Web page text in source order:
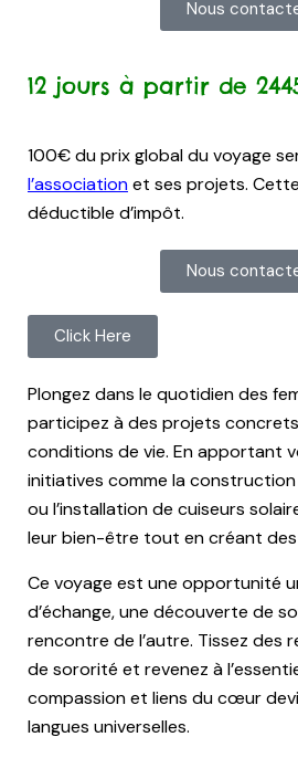
Nous
12 jours à partir de
100€ du prix global du voyage
l’associationet ses projets.
déductible d’impôt.
Nous
Click Here
Plongez dans le quotidien des
participez à des projets
conditions de vie. En apportant
initiatives comme la construction
ou l’installation de cuiseurs
leur bien-être tout en créant des
Ce voyage est une opportunité
d’échange, une découverte de
rencontre de l’autre. Tissez des
de sororité et revenez à
compassion et liens du cœur
langues universelles.